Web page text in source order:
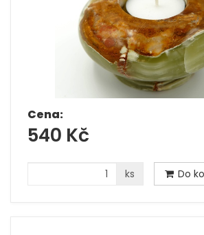
Cena:
540 Kč
ks Do